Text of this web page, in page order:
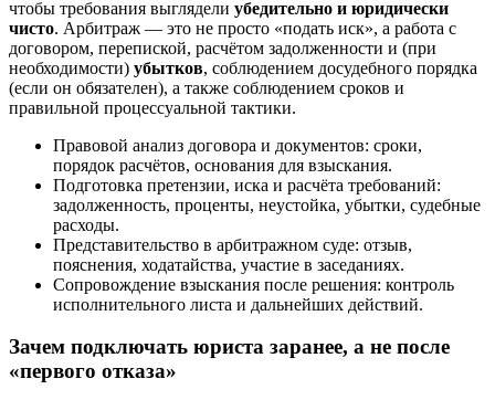
чтобы требования выглядели убедительно и юридически
чисто. Арбитраж — это не просто «подать иск», а работа с
договором, перепиской, расчётом задолженности и (при
необходимости) убытков, соблюдением досудебного порядка
(если он обязателен), а также соблюдением сроков и
правильной процессуальной тактики.
Правовой анализ договора и документов: сроки,
порядок расчётов, основания для взыскания.
Подготовка претензии, иска и расчёта требований:
задолженность, проценты, неустойка, убытки, судебные
расходы.
Представительство в арбитражном суде: отзыв,
пояснения, ходатайства, участие в заседаниях.
Сопровождение взыскания после решения: контроль
исполнительного листа и дальнейших действий.
Зачем подключать юриста заранее, а не после
«первого отказа»